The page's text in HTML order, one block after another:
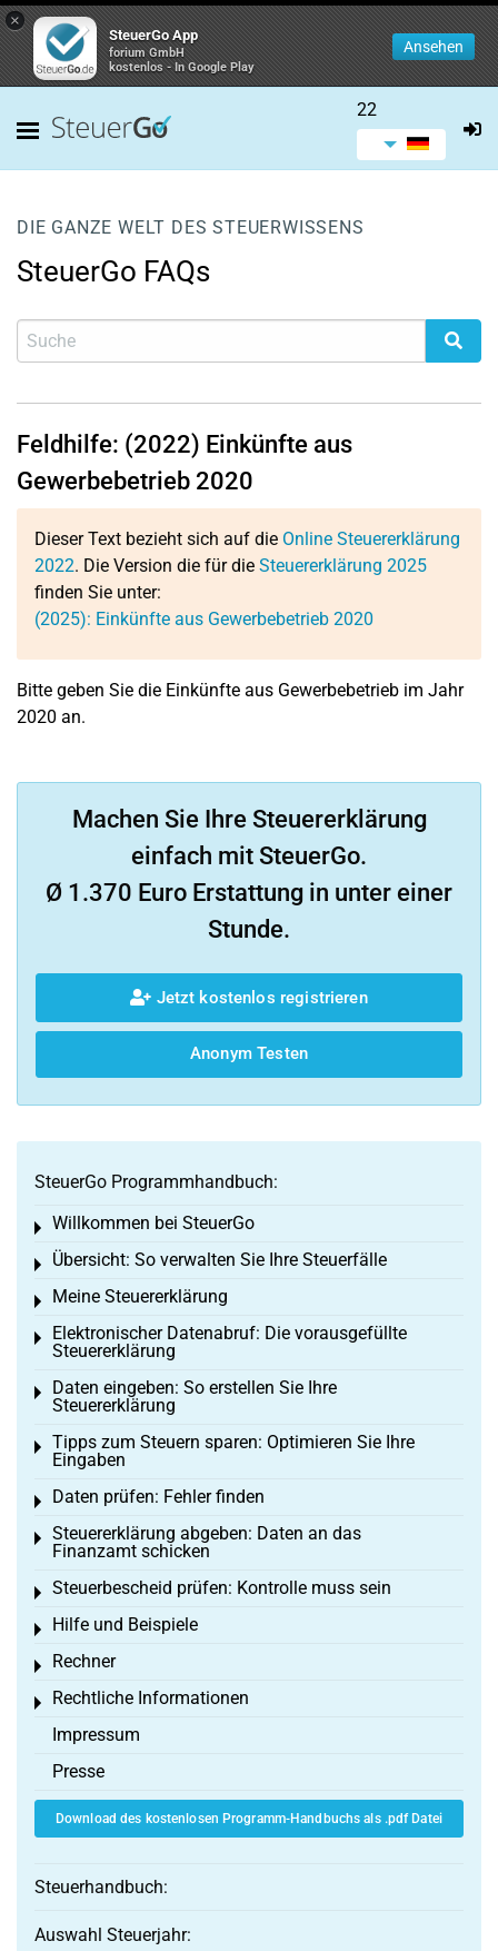
×
SteuerGo App
forium GmbH
kostenlos - In Google Play
Ansehen
22
DIE GANZE WELT DES STEUERWISSENS
SteuerGo FAQs
Feldhilfe: (2022) Einkünfte aus
Gewerbebetrieb 2020
Dieser Text bezieht sich auf die Online Steuererklärung
2022. Die Version die für die Steuererklärung 2025
finden Sie unter:
(2025): Einkünfte aus Gewerbebetrieb 2020
Bitte geben Sie die Einkünfte aus Gewerbebetrieb im Jahr
2020 an.
Machen Sie Ihre Steuererklärung
einfach mit SteuerGo.
Ø 1.370 Euro Erstattung in unter einer
Stunde.
Jetzt kostenlos registrieren
Anonym Testen
SteuerGo Programmhandbuch:
Willkommen bei SteuerGo
Toggle menu
Übersicht: So verwalten Sie Ihre Steuerfälle
Toggle menu
Meine Steuererklärung
Toggle menu
Elektronischer Datenabruf: Die vorausgefüllte
Steuererklärung
Toggle menu
Daten eingeben: So erstellen Sie Ihre
Steuererklärung
Toggle menu
Tipps zum Steuern sparen: Optimieren Sie Ihre
Eingaben
Toggle menu
Daten prüfen: Fehler finden
Toggle menu
Steuererklärung abgeben: Daten an das
Finanzamt schicken
Toggle menu
Steuerbescheid prüfen: Kontrolle muss sein
Toggle menu
Hilfe und Beispiele
Toggle menu
Rechner
Toggle menu
Rechtliche Informationen
Toggle menu
Impressum
Presse
Download des kostenlosen Programm-Handbuchs als .pdf Datei
Steuerhandbuch:
Auswahl Steuerjahr: